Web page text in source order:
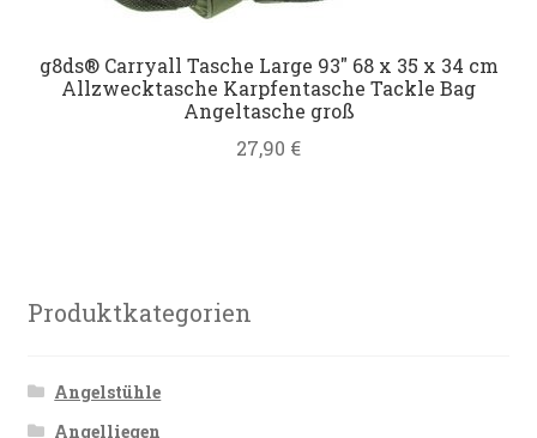
g8ds® Carryall Tasche Large 93″ 68 x 35 x 34 cm
Allzwecktasche Karpfentasche Tackle Bag
Angeltasche groß
27,90 €
Produktkategorien
Angelstühle
Angelliegen